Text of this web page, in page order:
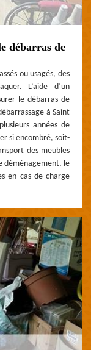
débarras de
ou usagés, des
L’aide d’un
le débarras de
à Saint
années de
si encombré, soit-
des meubles
déménagement, le
en cas de charge